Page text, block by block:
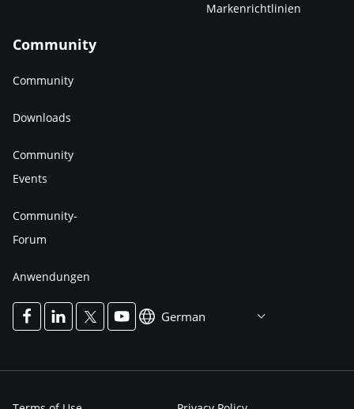
Markenrichtlinien
Community
Community
Downloads
Community
Events
Community-
Forum
Anwendungen
German